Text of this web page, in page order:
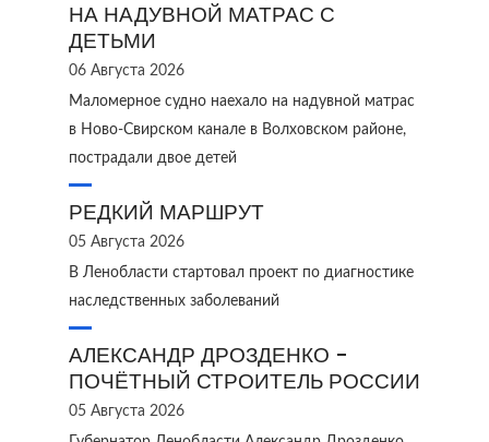
НА НАДУВНОЙ МАТРАС С
ДЕТЬМИ
06 Августа 2026
Маломерное судно наехало на надувной матрас
в Ново‑Свирском канале в Волховском районе,
пострадали двое детей
РЕДКИЙ МАРШРУТ
05 Августа 2026
В Ленобласти стартовал проект по диагностике
наследственных заболеваний
АЛЕКСАНДР ДРОЗДЕНКО -
ПОЧЁТНЫЙ СТРОИТЕЛЬ РОССИИ
05 Августа 2026